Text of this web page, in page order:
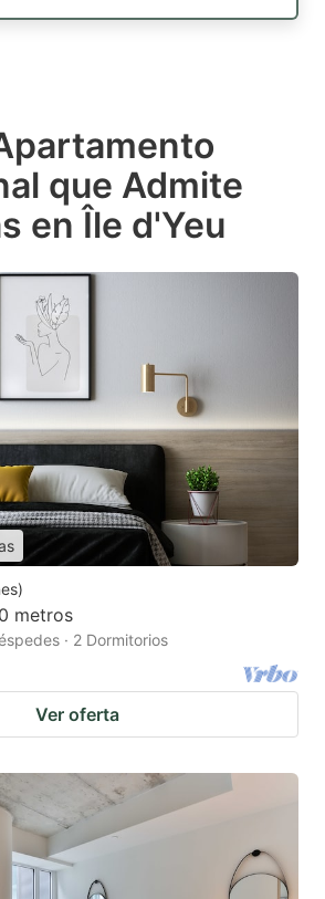
que Admite
en Île d'Yeu
)
metros
· 2 Dormitorios
Ver oferta